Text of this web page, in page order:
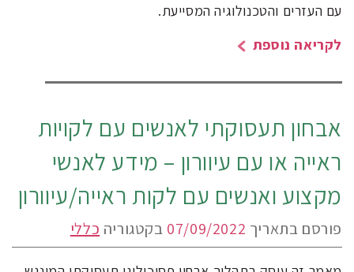
עם העזרים והטכנולוגיה המסייעת.
לקריאה נוספת
אבחון תעסוקתי לאנשים עם לקויות
ראייה או עם עיוורון – מידע לאנשי
מקצוע ואנשים עם לקות ראייה/עיוורון
פורסם בתאריך 07/09/2022 בקטגוריה כללי